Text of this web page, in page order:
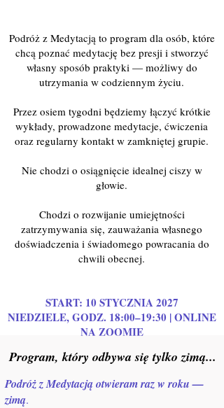
Podróż z Medytacją to program dla osób, które
chcą poznać medytację bez presji i stworzyć
własny sposób praktyki — możliwy do
utrzymania w codziennym życiu.
Przez osiem tygodni będziemy łączyć krótkie
wykłady, prowadzone medytacje, ćwiczenia
oraz regularny kontakt w zamkniętej grupie.
Nie chodzi o osiągnięcie idealnej ciszy w
głowie.
Chodzi o rozwijanie umiejętności
zatrzymywania się, zauważania własnego
doświadczenia i świadomego powracania do
chwili obecnej.
START: 10 STYCZNIA 2027
NIEDZIELE, GODZ. 18:00–19:30 | ONLINE
NA ZOOMIE
Program, który odbywa się tylko zimą...
Podróż z Medytacją otwieram raz w roku —
zimą.